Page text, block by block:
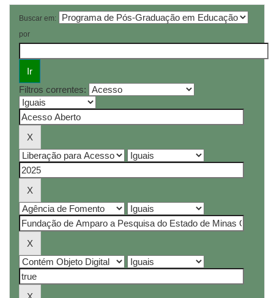
Buscar em:
por
Filtros correntes: